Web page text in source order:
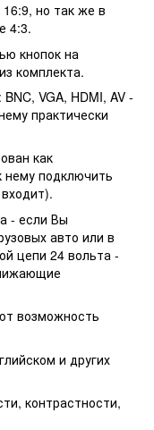
но так же в
4:3.
кнопок на
комплекта.
VGA, HDMI, AV -
практически
как
нему подключить
- если Вы
авто или в
цепи 24 вольта -
возможность
и других
контрастности,